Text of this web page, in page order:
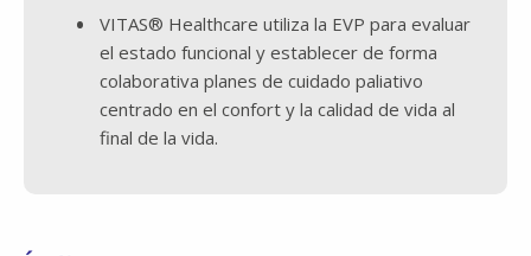
VITAS® Healthcare utiliza la EVP para evaluar
el estado funcional y establecer de forma
colaborativa planes de cuidado paliativo
centrado en el confort y la calidad de vida al
final de la vida.